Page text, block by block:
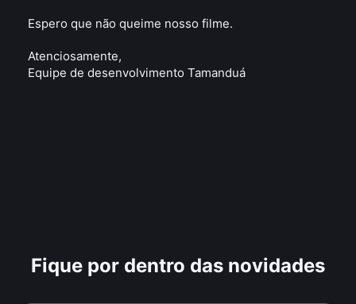
Espero que não queime nosso filme.
Atenciosamente,
Equipe de desenvolvimento Tamanduá
Fique por dentro das novidades